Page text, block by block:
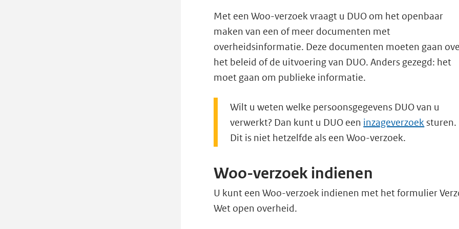
Met een Woo-verzoek vraagt u DUO om het openbaar
maken van een of meer documenten met
overheidsinformatie. Deze documenten moeten gaan
het beleid of de uitvoering van DUO. Anders gezegd: het
moet gaan om publieke informatie.
Wilt u weten welke persoonsgegevens DUO van u
verwerkt? Dan kunt u DUO een inzageverzoeksturen.
Dit is niet hetzelfde als een Woo-verzoek.
Woo-verzoek indienen
U kunt een Woo-verzoek indienen met het formulier
Wet open overheid.